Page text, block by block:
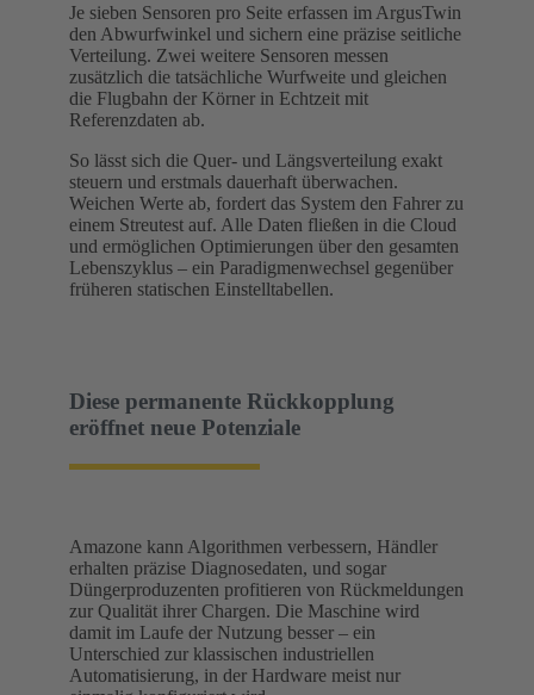
Je sieben Sensoren pro Seite erfassen im ArgusTwin
den Abwurfwinkel und sichern eine präzise seitliche
Verteilung. Zwei weitere Sensoren messen
zusätzlich die tatsächliche Wurfweite und gleichen
die Flugbahn der Körner in Echtzeit mit
Referenzdaten ab.
So lässt sich die Quer- und Längsverteilung exakt
steuern und erstmals dauerhaft überwachen.
Weichen Werte ab, fordert das System den Fahrer zu
einem Streutest auf. Alle Daten fließen in die Cloud
und ermöglichen Optimierungen über den gesamten
Lebenszyklus – ein Paradigmenwechsel gegenüber
früheren statischen Einstelltabel­len.
Diese permanente Rückkopplung
eröffnet neue Potenziale
Amazone kann Algorithmen verbessern, Händler
erhalten präzise Diagnosedaten, und sogar
Düngerproduzenten profitieren von Rückmeldungen
zur Qualität ihrer Chargen. Die Maschine wird
damit im Laufe der Nutzung besser – ein
Unterschied zur klassischen industriellen
Automatisierung, in der Hardware meist nur